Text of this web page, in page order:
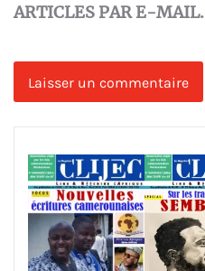
ARTICLES PAR E-MAIL.